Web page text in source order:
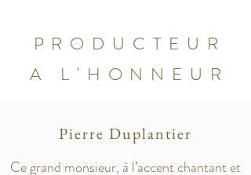
PRODUCTEUR
A L'HONNEUR
Pierre Duplantier
Ce grand monsieur, à l’accent chantant et